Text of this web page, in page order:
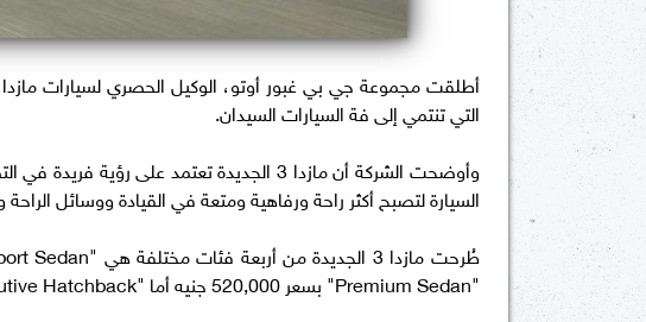
التي تنتمي إلى فة السيارات السيدان.
وأوضحت الشركة أن مازدا 3 الجديدة تعتمد على
السيارة لتصبح أكثر راحة ورفاهية ومتعة في القيادة ووسائل الراحة
"Premium Sedan" بسعر 520,000 جنيه أما "Executive Hatchback" طرحت بسعر 483,000 جنيه.